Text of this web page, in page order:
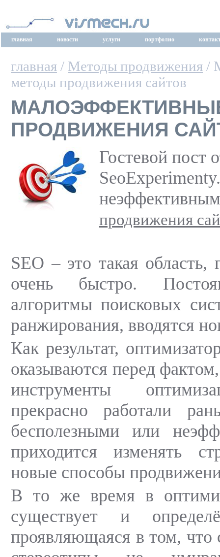
главная новости услуги портфолио
главная / Методы продвижения /
методы продвижения сайтов
ПРОДВИЖЕНИЯ
Гостевой пост
продвижения
SEO – это такая область,
очень быстро.
алгоритмы поисковых
ранжирования, вводятся
Как результат,
оказываются перед
инструменты
прекрасно работали
бесполезными или
приходится изменять
новые способы
В то же время в
существует и
проявляющаяся в том, что